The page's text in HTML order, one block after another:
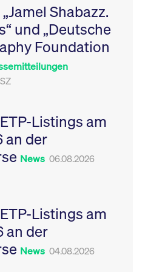
Shabazz.
und „Deutsche
Foundation
Listings am
an der
News 06.08.2026
Listings am
an der
News 04.08.2026
Leistung der Website
zu messen. Es handelt
sich um ein Muster-
Cookie, bei dem auf
das Präfix _pk_ses
eine kurze Reihe von
YouTube
.youtube.com
6
Monate
Dieses Cookie dient
Speicherung der
Einwilligungs- und
des Nutzers für ihre
Interaktion mit der
Sitzungen geehrt